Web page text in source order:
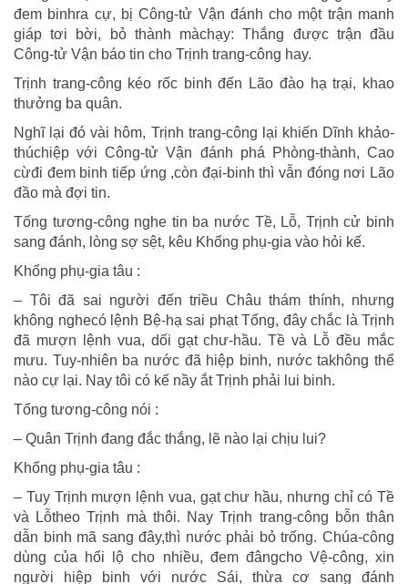
đem binhra cự, bị Công-tử Vận đánh cho một trận manh
giáp tơi bời, bỏ thành màchạy: Thắng được trận đầu
Công-tử Vận báo tin cho Trịnh trang-công hay.
Trịnh trang-công kéo rốc binh đến Lão đào hạ trại, khao
thưởng ba quân.
Nghĩ lại đó vài hôm, Trịnh trang-công lại khiến Dĩnh khảo-
thúchiệp với Công-tử Vận đánh phá Phòng-thành, Cao
cừđi đem binh tiếp ứng ,còn đại-binh thì vẫn đóng nơi Lão
đầo mà đợi tin.
Tống tương-công nghe tin ba nước Tề, Lỗ, Trịnh cử binh
sang đánh, lòng sợ sệt, kêu Khổng phụ-gia vào hỏi kế.
Khổng phụ-gia tâu :
– Tôi đã sai người đến triều Châu thám thính, nhưng
không nghecó lệnh Bệ-hạ sai phạt Tống, đây chắc là Trịnh
đã mượn lệnh vua, dối gạt chư-hầu. Tề và Lỗ đều mắc
mưu. Tuy-nhiên ba nước đã hiệp binh, nước takhông thể
nào cự lại. Nay tôi có kế nầy ắt Trịnh phải lui binh.
Tống tương-công nói :
– Quân Trịnh đang đắc thắng, lẽ nào lại chịu lui?
Khổng phụ-gia tâu :
– Tuy Trịnh mượn lệnh vua, gạt chư hầu, nhưng chỉ có Tề
và Lỗtheo Trịnh mà thôi. Nay Trịnh trang-công bỗn thân
dẫn binh mã sang đây,thì nước phải bỏ trống. Chúa-công
dùng của hối lộ cho nhiều, đem đângcho Vệ-công, xin
người hiệp binh với nước Sái, thừa cơ sang đánh